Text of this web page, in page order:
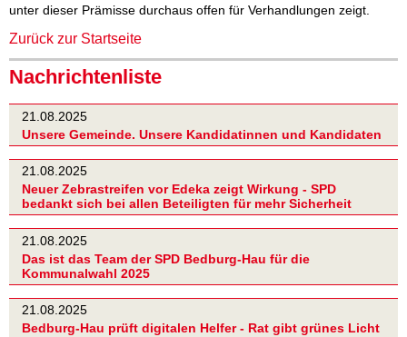
unter dieser Prämisse durchaus offen für Verhandlungen zeigt.
Zurück zur Startseite
Nachrichtenliste
21.08.2025
Unsere Gemeinde. Unsere Kandidatinnen und Kandidaten
21.08.2025
Neuer Zebrastreifen vor Edeka zeigt Wirkung - SPD
bedankt sich bei allen Beteiligten für mehr Sicherheit
21.08.2025
Das ist das Team der SPD Bedburg-Hau für die
Kommunalwahl 2025
21.08.2025
Bedburg-Hau prüft digitalen Helfer - Rat gibt grünes Licht